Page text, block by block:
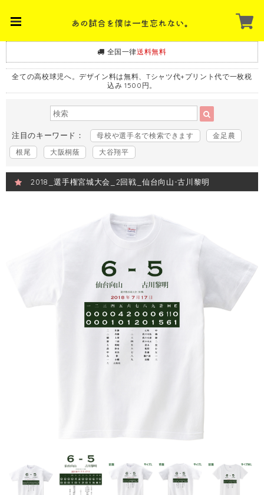
全国一律送料無料
全ての高校球児へ。デザイン料は無料、Tシャツ代+プリント代で一枚税
込み 1500円。
注目のキーワード： 母校や選手名で検索できます
金足農
根尾
大阪桐蔭 大谷翔平
2018_選手権宮城大会_2回戦_仙台向山-古川黎明